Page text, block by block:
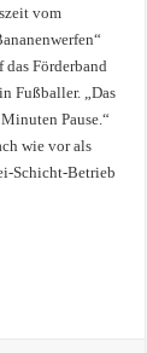
vom
Förderband
Fußballer. „Das
Pause.“
wie vor als
Schicht-Betrieb